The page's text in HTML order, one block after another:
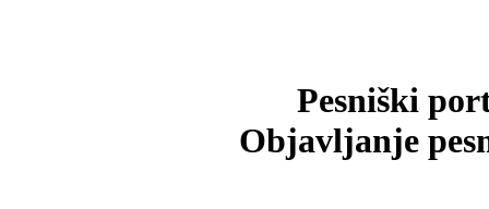
Pesniški
Objavljanje